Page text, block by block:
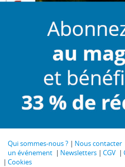
Qui sommes-nous ? Nous contacter
un événement
Newsletters CGV
Cookies